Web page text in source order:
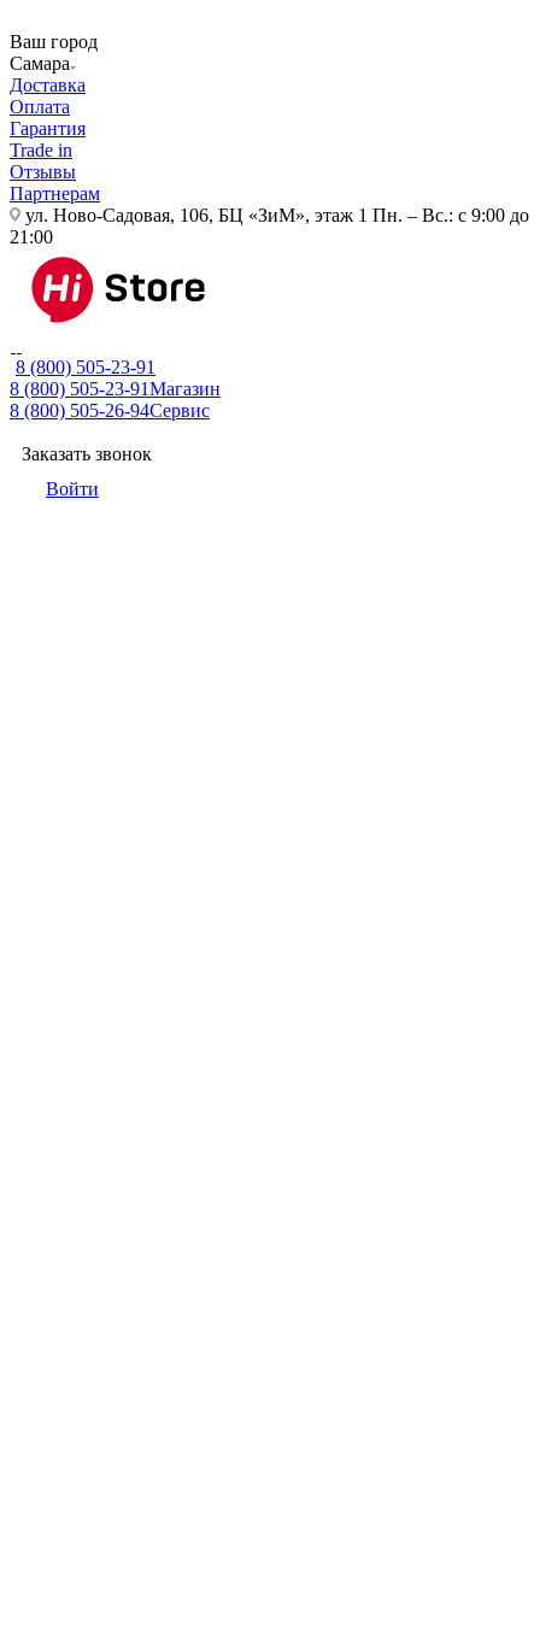
Ваш город
Самара
Доставка
Оплата
Гарантия
Trade in
Отзывы
Партнерам
ул. Ново-Садовая, 106, БЦ «ЗиМ», этаж 1 Пн. – Вс.: с 9:00 до
21:00
8 (800) 505-23-91
8 (800) 505-23-91Магазин
8 (800) 505-26-94Сервис
Заказать звонок
Войти